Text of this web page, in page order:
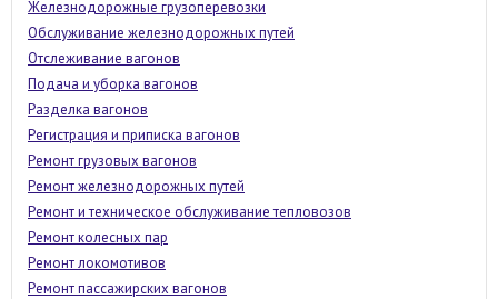
Железнодорожные грузоперевозки
Обслуживание железнодорожных путей
Отслеживание вагонов
Подача и уборка вагонов
Разделка вагонов
Регистрация и приписка вагонов
Ремонт грузовых вагонов
Ремонт железнодорожных путей
Ремонт и техническое обслуживание тепловозов
Ремонт колесных пар
Ремонт локомотивов
Ремонт пассажирских вагонов